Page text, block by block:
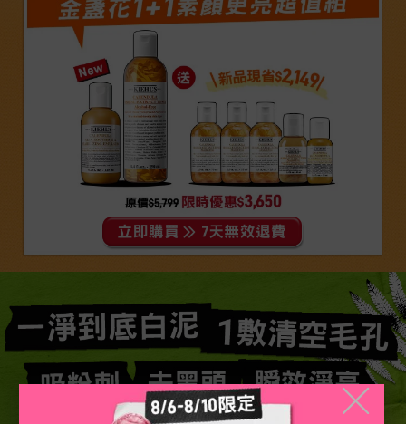
一淨到底白泥1敷清空毛孔​
吸粉刺 去黑頭 瞬效淨亮
╳